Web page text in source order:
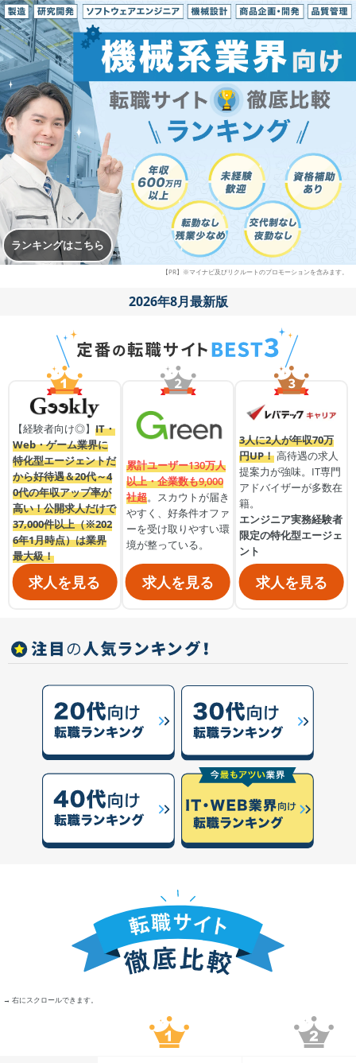
ランキングはこちら
【PR】※マイナビ及びリクルートのプロモーションを含みます。
2026年8月最新版
【経験者向け◎】 IT・
Web・ゲーム業界に
特化型エージェントだ
から好待遇＆20代～4
0代の年収アップ率が
高い！公開求人だけで
37,000件以上（※202
6年1月時点）は業界
最大級！
求人を見る
累計ユーザー130万人
以上・企業数も9,000
社超。スカウトが届き
やすく、好条件オファ
ーを受け取りやすい環
境が整っている。
求人を見る
3人に2人が年収70万
円UP！高待遇の求人
提案力が強味。IT専門
アドバイザーが多数在
籍。
エンジニア実務経験者
限定の特化型エージェ
ント
求人を見る
→ 右にスクロールできます。